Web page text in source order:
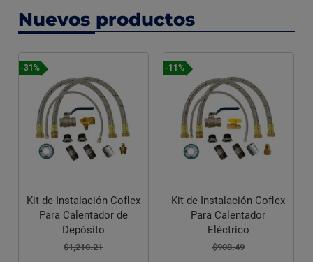
Nuevos productos
-31%
Kit de Instalación Coflex
Para Calentador de
Depósito
$1,210.21
-11%
Kit de Instalación Coflex
Para Calentador
Eléctrico
$908.49